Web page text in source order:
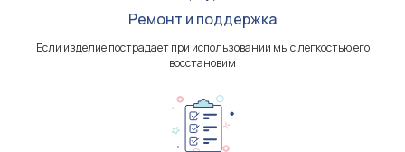
Ремонт и поддержка
Если изделие пострадает при использовании мы с легкостью его
восстановим